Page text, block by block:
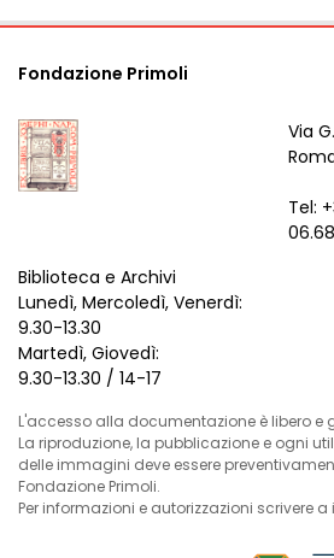
Fondazione Primoli
Via
Tel:
Biblioteca e Archivi
Lunedì, Mercoledì, Venerdì:
9.30-13.30
Martedì, Giovedì:
9.30-13.30 / 14-17
L'accesso alla documentazione è libero e
La riproduzione, la pubblicazione e ogni
delle immagini deve essere
Fondazione Primoli.
Per informazioni e autorizzazioni scrivere